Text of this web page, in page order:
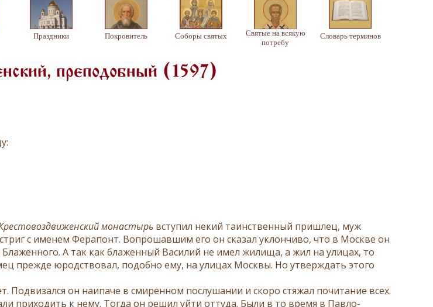
Праздники Покровитель Соборы святых
Святые на всякую
потребу
Словарь терминов
преподобный (1597)
монастырь вступил некий таинственный пришлец, муж
с именем Ферапонт. Вопрошавшим его он сказал уклончиво, что в Москве он
Блаженного. А так как блаженный Василий не имел жилища, а жил на улицах, то
прежде юродствовал, подобно ему, на улицах Москвы. Но утверждать этого
Подвизался он наипаче в смиренном послушании и скоро стяжал почитание всех.
приходить к нему. Тогда он решил уйти оттуда. Были в то время в Павло-